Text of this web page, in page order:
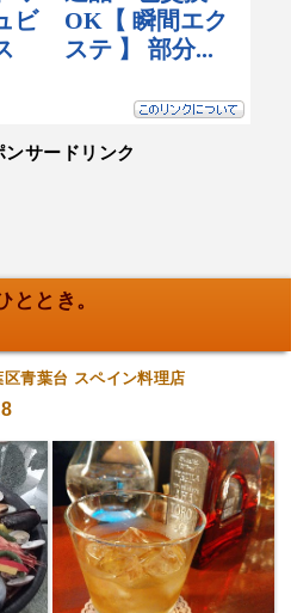
ンサードリンク
ととき。
区青葉台 スペイン料理店